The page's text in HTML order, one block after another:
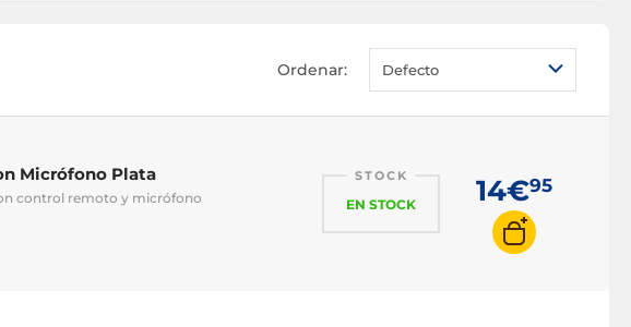
Ordenar: Defecto
Micrófono Plata
control remoto y micrófono
STOCK
EN STOCK 14€95